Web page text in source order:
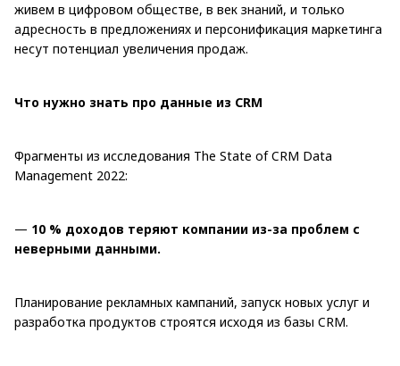
живем в цифровом обществе, в век знаний, и только
адресность в предложениях и персонификация маркетинга
несут потенциал увеличения продаж.
Что нужно знать про данные из CRM
Фрагменты из исследования The State of CRM Data
Management 2022:
— 10 % доходов теряют компании из-за проблем с
неверными данными.
Планирование рекламных кампаний, запуск новых услуг и
разработка продуктов строятся исходя из базы CRM.